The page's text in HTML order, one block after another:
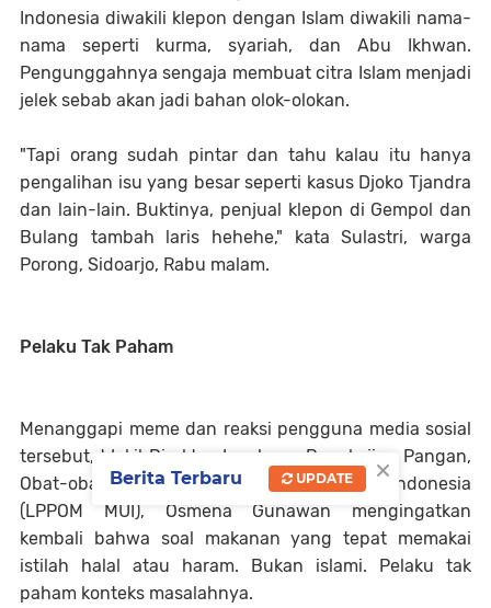
Indonesia diwakili klepon dengan Islam diwakili nama-
nama seperti kurma, syariah, dan Abu Ikhwan.
Pengunggahnya sengaja membuat citra Islam menjadi
jelek sebab akan jadi bahan olok-olokan.
"Tapi orang sudah pintar dan tahu kalau itu hanya
pengalihan isu yang besar seperti kasus Djoko Tjandra
dan lain-lain. Buktinya, penjual klepon di Gempol dan
Bulang tambah laris hehehe," kata Sulastri, warga
Porong, Sidoarjo, Rabu malam.
Pelaku Tak Paham
Menanggapi meme dan reaksi pengguna media sosial
tersebut, Wakil Direktur Lembaga Pengkajian Pangan,
Obat-obatan dan Kosmetika Majelis Ulama Indonesia
(LPPOM MUI), Osmena Gunawan mengingatkan
kembali bahwa soal makanan yang tepat memakai
istilah halal atau haram. Bukan islami. Pelaku tak
paham konteks masalahnya.
×
Berita Terbaru UPDATE